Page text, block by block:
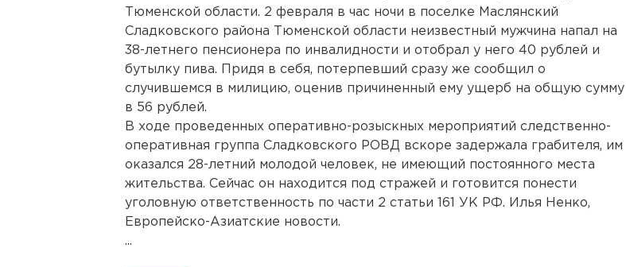
Тюменской области. 2 февраля в час ночи в поселке Маслянский
Сладковского района Тюменской области неизвестный мужчина напал на
38-летнего пенсионера по инвалидности и отобрал у него 40 рублей и
бутылку пива. Придя в себя, потерпевший сразу же сообщил о
случившемся в милицию, оценив причиненный ему ущерб на общую сумму
в 56 рублей.
В ходе проведенных оперативно-розыскных мероприятий следственно-
оперативная группа Сладковского РОВД вскоре задержала грабителя, им
оказался 28-летний молодой человек, не имеющий постоянного места
жительства. Сейчас он находится под стражей и готовится понести
уголовную ответственность по части 2 статьи 161 УК РФ. Илья Ненко,
Европейско-Азиатские новости.
...